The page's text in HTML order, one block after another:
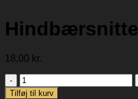
Hindbærsnitte
18,00 kr.
Hindbærsnitte
antal
Tilføj til kurv